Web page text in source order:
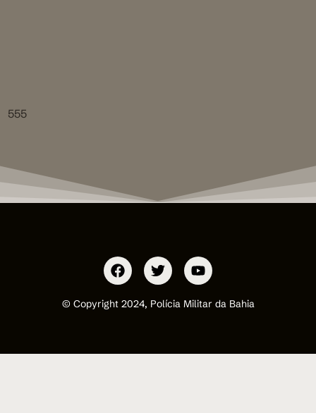
555
© Copyright 2024, Polícia Militar da Bahia